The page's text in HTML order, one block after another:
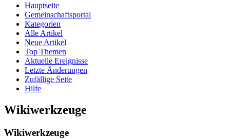
Hauptseite
Gemeinschaftsportal
Kategorien
Alle Artikel
Neue Artikel
Top Themen
Aktuelle Ereignisse
Letzte Änderungen
Zufällige Seite
Hilfe
Wikiwerkzeuge
Wikiwerkzeuge